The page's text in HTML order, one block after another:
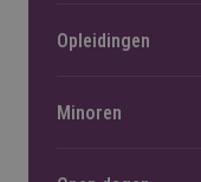
Opleidingen
Minoren